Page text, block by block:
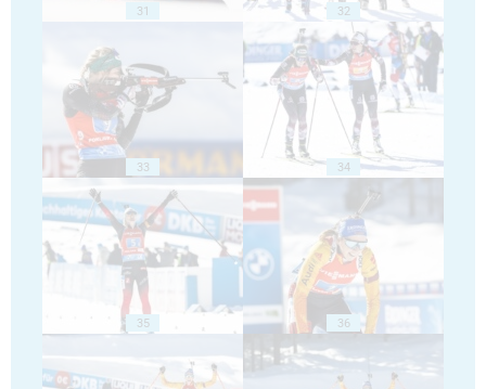
31 32
33 34
35 36